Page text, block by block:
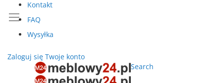
Kontakt
FAQ
Wysyłka
Zaloguj się Twoje konto
Search